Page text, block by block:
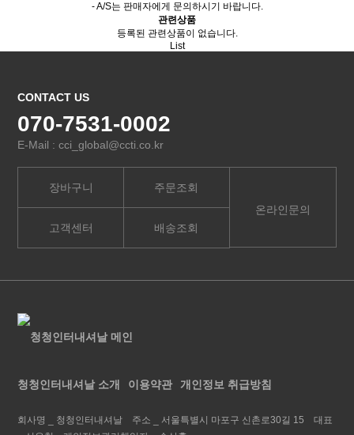
- A/S는 판매자에게 문의하시기 바랍니다.
관련상품
등록된 관련상품이 없습니다.
List
CONTACT US
070-7531-0002
E-Mail : cci_global@ccti.co.kr
장바구니
고객센터
주문조회
배송조회
온라인문의
청청인터내셔날 소개 이용약관 개인정보 취급방침
회사명 _ 청청인터내셔날 주소 _ 서울특별시 마포구 신촌로30길 15
대표